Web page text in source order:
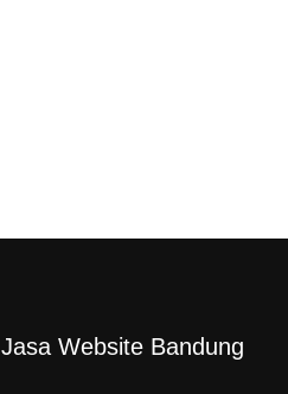
Jasa Website Bandung